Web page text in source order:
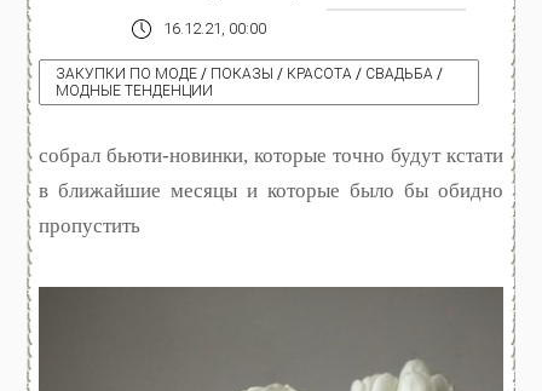
16.12.21, 00:00
ЗАКУПКИ ПО МОДЕ / ПОКАЗЫ / КРАСОТА / СВАДЬБА /
МОДНЫЕ ТЕНДЕНЦИИ
собрал бьюти-новинки, которые точно будут кстати
в ближайшие месяцы и которые было бы обидно
пропустить